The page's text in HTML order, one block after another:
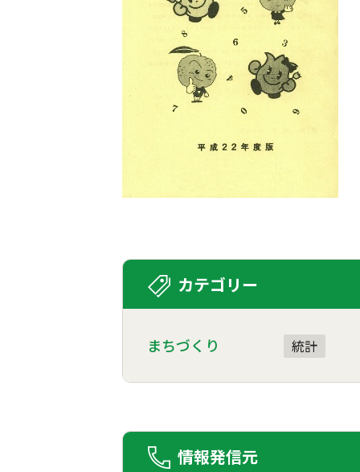
カテゴリー
まちづくり 統計
情報発信元